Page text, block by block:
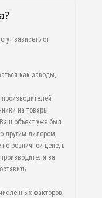
зависеть от
как заводы,
на товары
объект уже был
другим дилером,
розничной цене, в
за
факторов,